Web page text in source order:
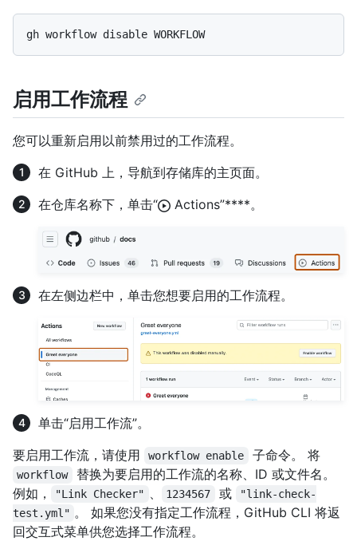
启用工作流程
您可以重新启用以前禁用过的工作流程。
在 GitHub 上，导航到存储库的主页面。
在仓库名称下，单击“
Actions”****。
在左侧边栏中，单击您想要启用的工作流程。
单击“启用工作流”。
要启用工作流，请使用
workflow enable 子命令。 将
workflow
替换为要启用的工作流的名称、ID 或文件名。
例如，
"Link Checker" 、 1234567 或
"link-check-
test.yml" 。 如果您没有指定工作流程，GitHub CLI 将返
回交互式菜单供您选择工作流程。